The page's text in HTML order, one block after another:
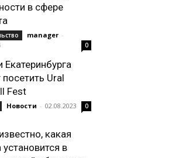
в сфере
manager -
0
Екатеринбурга
посетить Ural
Fest
Новости - 02.08.2023 0
какая
установится в